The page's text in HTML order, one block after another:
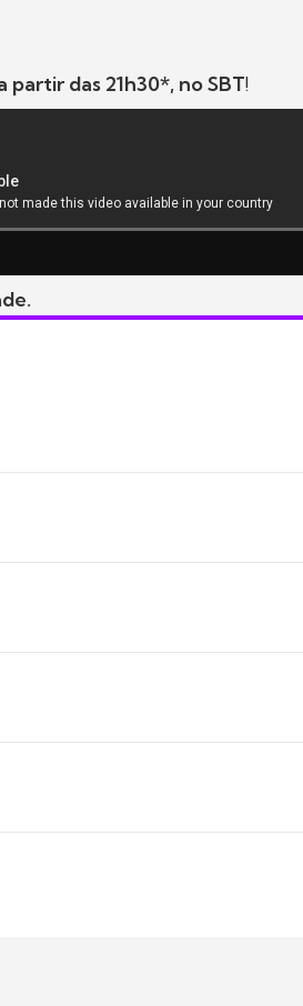
das 21h30*, no SBT!